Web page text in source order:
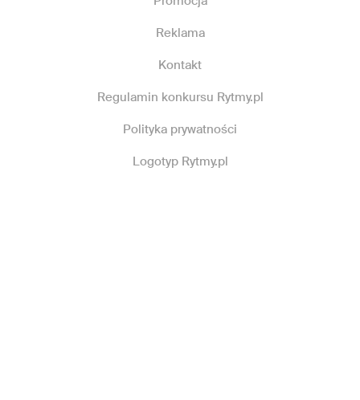
Reklama
Kontakt
Regulamin konkursu Rytmy.pl
Polityka prywatności
Logotyp Rytmy.pl